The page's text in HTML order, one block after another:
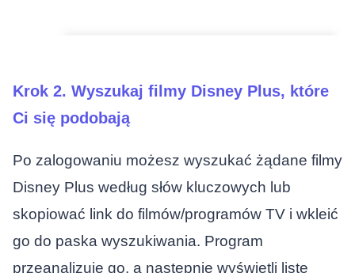
Krok 2. Wyszukaj filmy Disney Plus, które
Ci się podobają
Po zalogowaniu możesz wyszukać żądane filmy
Disney Plus według słów kluczowych lub
skopiować link do filmów/programów TV i wkleić
go do paska wyszukiwania. Program
przeanalizuje go, a następnie wyświetli listę